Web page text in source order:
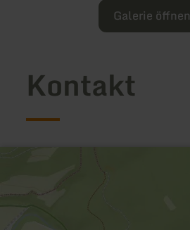
Galerie öffnen
Kontakt